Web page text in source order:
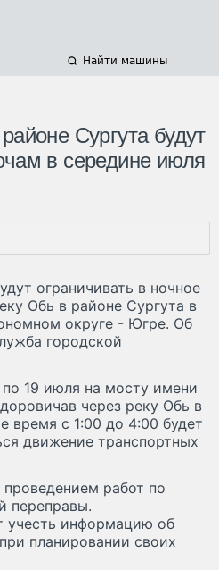
Найти машины
Сургута будут
в середине июля
ограничивать в ночное
Обь в районе Сургута в
округе - Югре. Об
городской
19 июля на мосту имени
через реку Обь в
время с 1:00 до 4:00 будет
движение транспортных
работ по
переправы.
учесть информацию об
планировании своих